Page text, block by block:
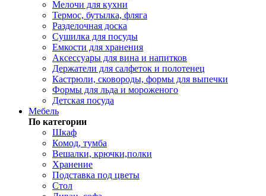
Мелочи для кухни
Термос, бутылка, фляга
Разделочная доска
Сушилка для посуды
Емкости для хранения
Аксессуары для вина и напитков
Держатели для салфеток и полотенец
Кастрюли, сковороды, формы для выпечки
Формы для льда и мороженого
Детская посуда
Мебель
По категории
Шкаф
Комод, тумба
Вешалки, крючки,полки
Хранение
Подставка под цветы
Стол